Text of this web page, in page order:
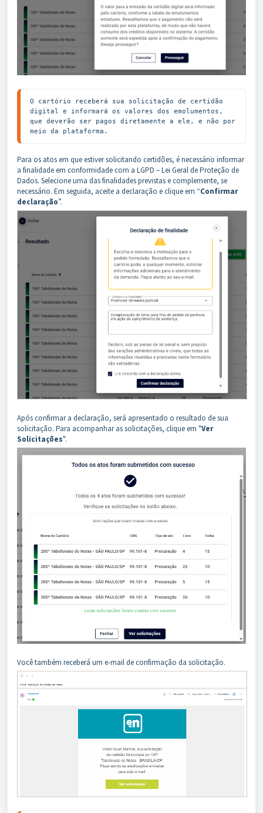
O cartório receberá sua solicitação de certidão
digital e informará os valores dos emolumentos,
que deverão ser pagos diretamente a ele, e não por
meio da plataforma.
Para os atos em que estiver solicitando certidões, é necessário informar
a finalidade em conformidade com a LGPD – Lei Geral de Proteção de
Dados. Selecione uma das finalidades previstas e complemente, se
necessário. Em seguida, aceite a declaração e clique em “Confirmar
declaração”.
Após confirmar a declaração, será apresentado o resultado de sua
solicitação. Para acompanhar as solicitações, clique em "Ver
Solicitações".
Você também receberá um e-mail de confirmação da solicitação.